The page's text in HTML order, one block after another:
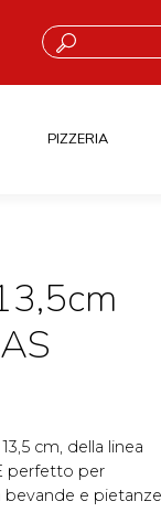
Cosa stai cercando?
PIZZERIA
cm, della linea
perfetto per
e pietanze.